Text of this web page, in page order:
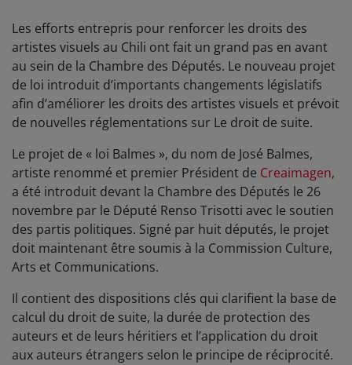
Les efforts entrepris pour renforcer les droits des
artistes visuels au Chili ont fait un grand pas en avant
au sein de la Chambre des Députés. Le nouveau projet
de loi introduit d’importants changements législatifs
afin d’améliorer les droits des artistes visuels et prévoit
de nouvelles réglementations sur Le droit de suite.
Le projet de « loi Balmes », du nom de José Balmes,
artiste renommé et premier Président de Creaimagen,
a été introduit devant la Chambre des Députés le 26
novembre par le Député Renso Trisotti avec le soutien
des partis politiques. Signé par huit députés, le projet
doit maintenant être soumis à la Commission Culture,
Arts et Communications.
Il contient des dispositions clés qui clarifient la base de
calcul du droit de suite, la durée de protection des
auteurs et de leurs héritiers et l’application du droit
aux auteurs étrangers selon le principe de réciprocité.